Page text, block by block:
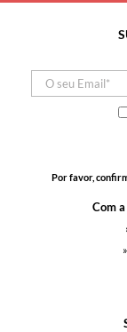
Por favor,
Com